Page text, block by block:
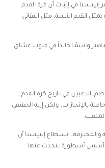
في إثبات أن كرة القدم
القيم النبيلة، مثل التفاني
واسمًا خالداً في قلوب عشاق
اللاعبين في تاريخ كرة القدم
بالإنجازات، ولكن إرثه الحقيقي
والمُحترمة، استطاع إنييستا أن
أسس أسطورة تتحدث عنها